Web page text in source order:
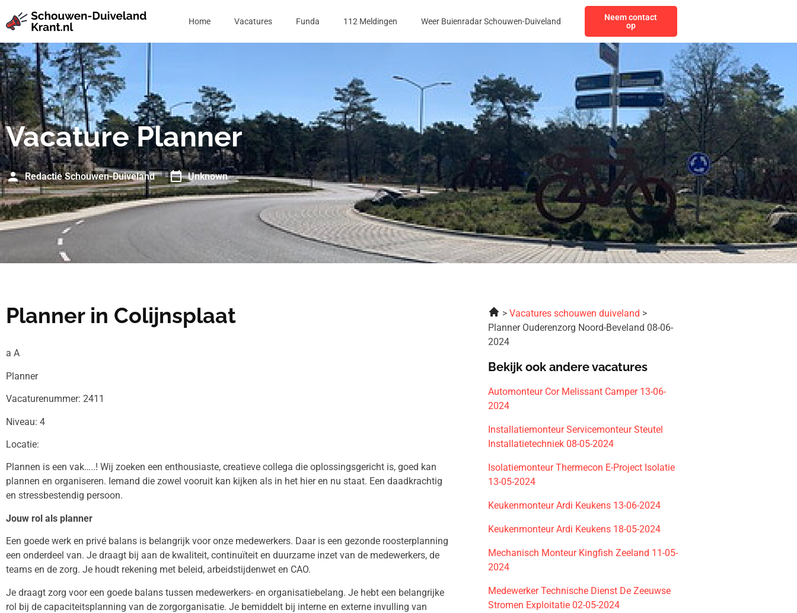
Home Vacatures Funda 112 Meldingen Weer Buienradar Schouwen-Duiveland
Neem contact
op
Vacature Planner
Redactie Schouwen-Duiveland Unknown
Planner in Colijnsplaat
a A
Planner
Vacaturenummer: 2411
Niveau: 4
Locatie:
Plannen is een vak…..! Wij zoeken een enthousiaste, creatieve collega die oplossingsgericht is, goed kan
plannen en organiseren. Iemand die zowel vooruit kan kijken als in het hier en nu staat. Een daadkrachtig
en stressbestendig persoon.
Jouw rol als planner
Een goede werk en privé balans is belangrijk voor onze medewerkers. Daar is een gezonde roosterplanning
een onderdeel van. Je draagt bij aan de kwaliteit, continuïteit en duurzame inzet van de medewerkers, de
teams en de zorg. Je houdt rekening met beleid, arbeidstijdenwet en CAO.
Je draagt zorg voor een goede balans tussen medewerkers- en organisatiebelang. Je hebt een belangrijke
rol bij de capaciteitsplanning van de zorgorganisatie. Je bemiddelt bij interne en externe invulling van
Vacatures schouwen duiveland
Planner Ouderenzorg Noord-Beveland 08-06-
2024
Bekijk ook andere vacatures
Automonteur Cor Melissant Camper 13-06-
2024
Installatiemonteur Servicemonteur Steutel
Installatietechniek 08-05-2024
Isolatiemonteur Thermecon E-Project Isolatie
13-05-2024
Keukenmonteur Ardi Keukens 13-06-2024
Keukenmonteur Ardi Keukens 18-05-2024
Mechanisch Monteur Kingfish Zeeland 11-05-
2024
Medewerker Technische Dienst De Zeeuwse
Stromen Exploitatie 02-05-2024